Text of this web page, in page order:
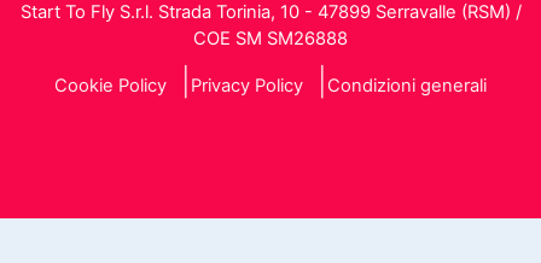
Start To Fly S.r.l. Strada Torinia, 10 - 47899 Serravalle (RSM) /
COE SM SM26888
Cookie Policy Privacy Policy Condizioni generali